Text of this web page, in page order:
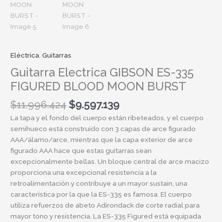
Eléctrica,Guitarras
Guitarra Electrica GIBSON ES-335
FIGURED BLOOD MOON BURST
$11.996.424 $9.597.139
La tapa y el fondo del cuerpo están ribeteados, y el cuerpo
semihueco está construido con 3 capas de arce figurado
AAA/álamo/arce, mientras que la capa exterior de arce
figurado AAA hace que estas guitarras sean
excepcionalmente bellas. Un bloque central de arce macizo
proporciona una excepcional resistencia a la
retroalimentación y contribuye a un mayor sustain, una
característica por la que la ES-335 es famosa. El cuerpo
utiliza refuerzos de abeto Adirondack de corte radial para
mayor tono y resistencia. La ES-335 Figured está equipada